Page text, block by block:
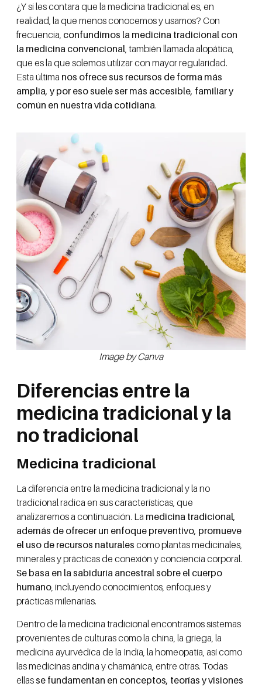
¿Y si les contara que la medicina tradicional es, en
realidad, la que menos conocemos y usamos? Con
frecuencia, confundimos la medicina tradicional con
la medicina convencional, también llamada alopática,
que es la que solemos utilizar con mayor regularidad.
Esta última nos ofrece sus recursos de forma más
amplia, y por eso suele ser más accesible, familiar y
común en nuestra vida cotidiana.
Image by Canva
Diferencias entre la
medicina tradicional y la
no tradicional
Medicina tradicional
La diferencia entre la medicina tradicional y la no
tradicional radica en sus características, que
analizaremos a continuación. La medicina tradicional,
además de ofrecer un enfoque preventivo, promueve
el uso de recursos naturales como plantas medicinales,
minerales y prácticas de conexión y conciencia corporal.
Se basa en la sabiduría ancestral sobre el cuerpo
humano, incluyendo conocimientos, enfoques y
prácticas milenarias.
Dentro de la medicina tradicional encontramos sistemas
provenientes de culturas como la china, la griega, la
medicina ayurvédica de la India, la homeopatía, así como
las medicinas andina y chamánica, entre otras. Todas
ellasse fundamentan en conceptos, teorías y visiones